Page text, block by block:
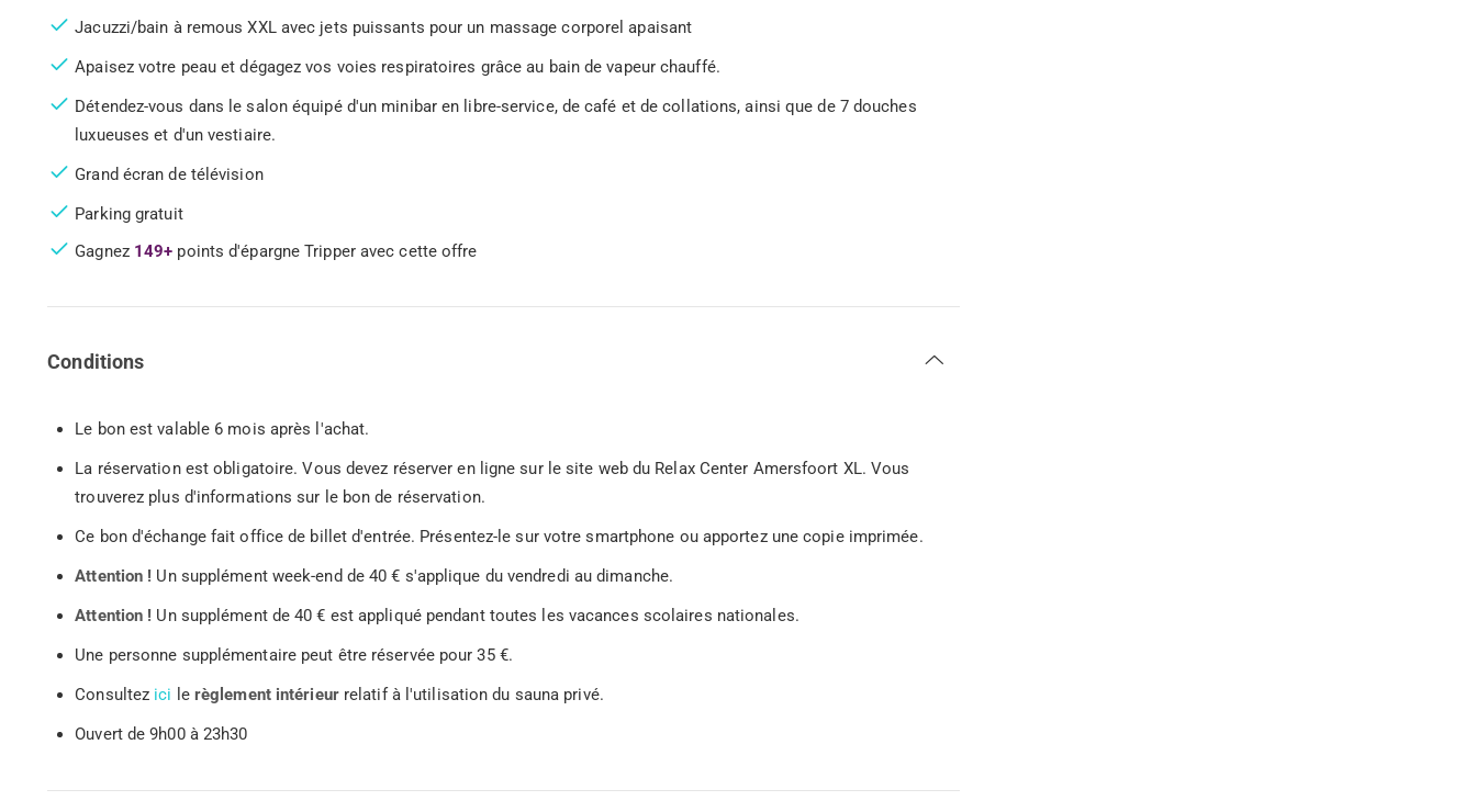
Jacuzzi/bain à remous XXL avec jets puissants pour un massage corporel apaisant
Apaisez votre peau et dégagez vos voies respiratoires grâce au bain de vapeur chauffé.
Détendez-vous dans le salon équipé d'un minibar en libre-service, de café et de collations, ainsi que de 7 douches
luxueuses et d'un vestiaire.
Grand écran de télévision
Parking gratuit
Gagnez 149+ points d'épargne Tripper avec cette offre
Conditions
Le bon est valable 6 mois après l'achat.
La réservation est obligatoire. Vous devez réserver en ligne sur le site web du Relax Center Amersfoort XL. Vous
trouverez plus d'informations sur le bon de réservation.
Ce bon d'échange fait office de billet d'entrée. Présentez-le sur votre smartphone ou apportez une copie imprimée.
Attention ! Un supplément week-end de 40 € s'applique du vendredi au dimanche.
Attention ! Un supplément de 40 € est appliqué pendant toutes les vacances scolaires nationales.
Une personne supplémentaire peut être réservée pour 35 €.
Consultez ici le règlement intérieurrelatif à l'utilisation du sauna privé.
Ouvert de 9h00 à 23h30